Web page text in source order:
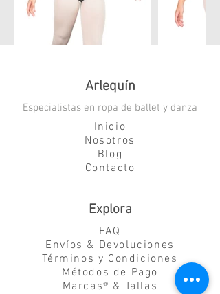
Arlequín
Especialistas en ropa de ballet y danza
Inicio
Nosotros
Blog
Contacto
Explora
FAQ
Envíos & Devoluciones
Términos y Condiciones
Métodos de Pago
Marcas® & Tallas